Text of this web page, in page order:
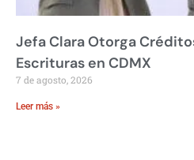
Jefa Clara Otorga
Escrituras en CDMX
7 de agosto, 2026
Leer más »